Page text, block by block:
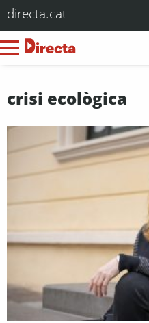
directa.cat
crisi ecològica